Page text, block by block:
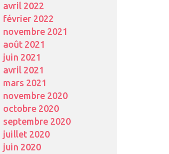
avril 2022
février 2022
novembre 2021
août 2021
juin 2021
avril 2021
mars 2021
novembre 2020
octobre 2020
septembre 2020
juillet 2020
juin 2020